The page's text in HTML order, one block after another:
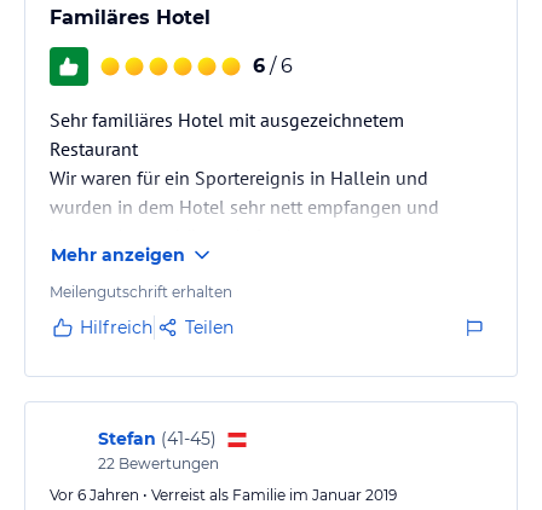
Familäres Hotel
6 / 6
Sehr familiäres Hotel mit ausgezeichnetem
Restaurant
Wir waren für ein Sportereignis in Hallein und
wurden in dem Hotel sehr nett empfangen und
Mehr anzeigen
Meilengutschrift erhalten
Hilfreich Teilen
Stefan (41-45)
22 Bewertungen
Vor 6 Jahren • Verreist als Familie im Januar 2019